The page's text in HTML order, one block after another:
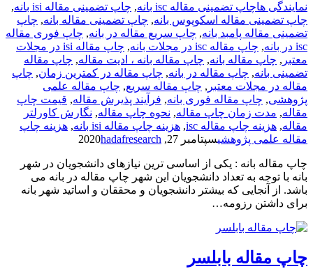
نمایندگی هاچاپ تضمینی مقاله isc بانه , چاپ تضمینی مقاله isi بانه
,
چاپ تضمینی مقاله اسکوپوس بانه, چاپ تضمینی مقاله بانه, چاپ
تضمینی مقاله پامبد بانه, چاپ سریع مقاله در بانه, چاپ فوری مقاله
isc در بانه
, چاپ مقاله isc در مجلات بانه ,
چاپ مقاله isi در مجلات
معتبر , چاپ مقاله بانه, چاپ مقاله بانه ، ادیت مقاله, چاپ مقاله
تضمینی بانه, چاپ مقاله در بانه, چاپ مقاله در کمترین زمان, چاپ
مقاله در مجلات معتبر , چاپ مقاله سریع, چاپ مقاله علمی
پژوهشی, چاپ مقاله فوری بانه, فرآیند پذیرش مقاله, قیمت چاپ
مقاله, مدت زمان چاپ مقاله, نحوه چاپ مقاله, نگارش کاورلتر
مقاله, هزینه چاپ مقاله isc , هزینه چاپ مقاله isi بانه , هزینه چاپ
مقاله علمی پژوهشیسپتامبر 27, 2020 hadafresearch
چاپ مقاله بانه : یکی از اساسی ترین نیازهای دانشجویان در شهر
بانه با توجه به تعداد دانشجویان این شهر چاپ مقاله در بانه می
باشد. از آنجایی که بیشتر دانشجویان و محققان و اساتید شهر بانه
برای داشتن رزومه…
چاپ مقاله بابلسر